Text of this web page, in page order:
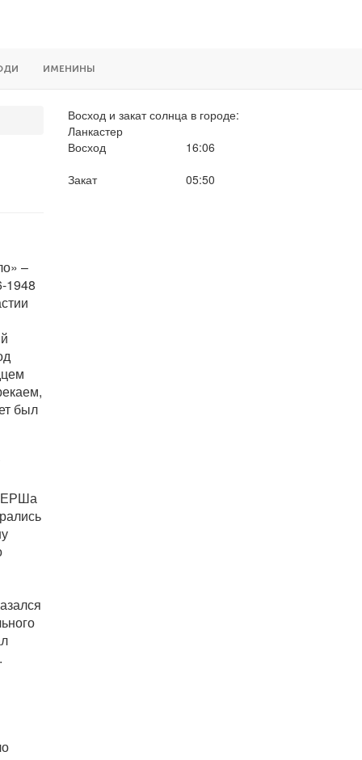
ИМЕНИНЫ
–
1948
был
Восход и закат солнца в городе:
Ланкастер
Восход
16:06
Закат
05:50